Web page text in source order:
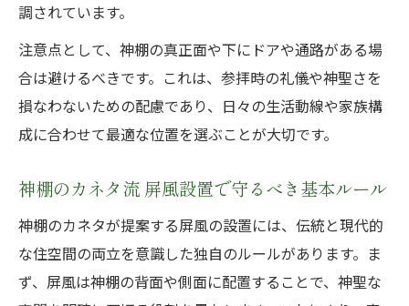
調されています。
注意点として、神棚の真正面や下にドアや通路がある場
合は避けるべきです。これは、参拝時の礼儀や神聖さを
損なわないための配慮であり、日々の生活動線や家族構
成に合わせて最適な位置を選ぶことが大切です。
神棚のカネタ流 屏風設置で守るべき基本ルール
神棚のカネタが提案する屏風の設置には、伝統と現代的
な住空間の両立を意識した独自のルールがあります。ま
ず、屏風は神棚の背面や側面に配置することで、神聖な